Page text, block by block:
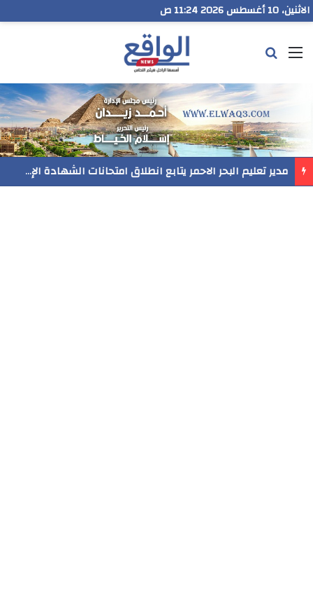
الاثنين، 10 أغسطس 2026 11:24 ص
القائمة
رسميا..فيلم المنير ينافس في مهرجان Follow Your Heart بنيويورك